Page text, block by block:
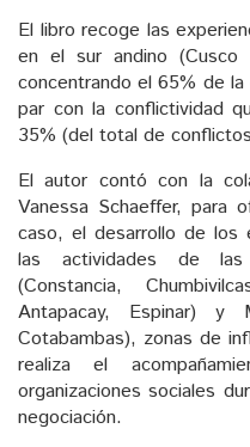
El libro recoge las
en el sur andino
concentrando el 65% de
par con la conflictividad
35% (del total de
El autor contó con la
Vanessa Schaeffer, para
caso, el desarrollo de los
las actividades de las
(Constancia,
Antapacay, Espinar) y
Cotabambas), zonas de
realiza el
organizaciones sociales
negociación.